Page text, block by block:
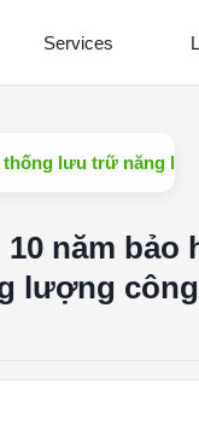
Services
thống lưu trữ năng
năm bảo
lượng